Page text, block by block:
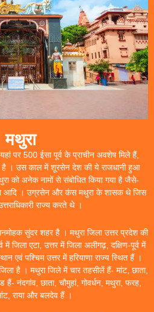
मथुरा
पर 500 ईसा पूर्व के प्राचीन अवशेष मिले हैं,
है । उस काल में शूरसेन देश की ये राजधानी हुआ
को अनेक नामों से संबोधित किया गया है जैसे-
आदि । उग्रसेन और कंस मथुरा के शासक थे जिस
राज्य करते थे ।
सुंदर शहर है । मथुरा जिला उत्तर प्रदेश की
जिला एटा, उत्तर में जिला अलीगढ़, दक्षिण-पूर्व में
एवं पश्चिम उत्तर में हरियाणा राज्य स्थित हैं ।
है । मथुरा जिले में चार तहसीलें हैं- मांट, छाता,
नंदगांव, छाता, चौमुहां, गोवर्धन, मथुरा, फरह,
राया और बलदेव हैं ।